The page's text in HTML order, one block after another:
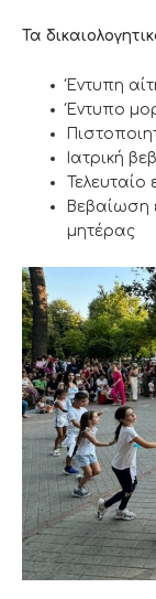
Τα
Έντυπη
Έντυπο
Ιατρική
Βεβαίωση
μητέρας